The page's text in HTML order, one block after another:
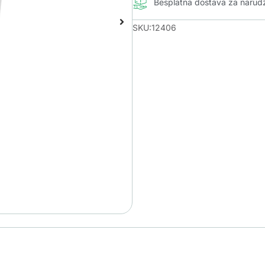
Besplatna dostava za
SKU:12406